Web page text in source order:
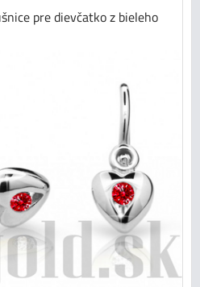
pre dievčatko z bieleho